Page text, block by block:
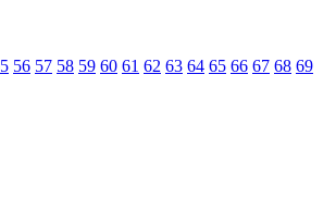
56 57 58 59 60 61 62 63 64 65 66 67 68 69